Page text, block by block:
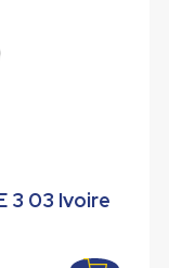
3 03 Ivoire